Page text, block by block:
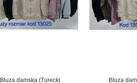
Bluza damska (Turecki
Bluza